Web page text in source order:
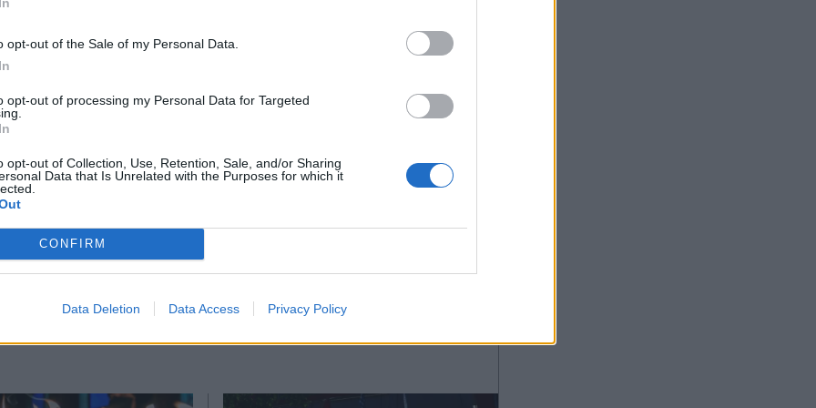
opt-out of the Sale of my Personal Data.
opt-out of processing my Personal Data for Targeted
opt-out of Collection, Use, Retention, Sale, and/or Sharing
Data that Is Unrelated with the Purposes for which it
CONFIRM
Data Deletion Data Access Privacy Policy
νόμο για τα ομόφυλα ζευγάρια και τελικά χαστούκισε
Ακολουθήστε μας στο
Αποδέχομαι τουςόρους χρήσης